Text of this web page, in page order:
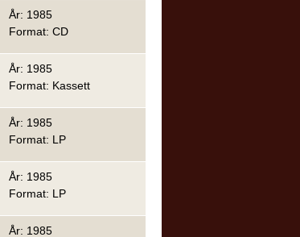
År: 1985
Format: CD
År: 1985
Format: Kassett
År: 1985
Format: LP
År: 1985
Format: LP
År: 1985